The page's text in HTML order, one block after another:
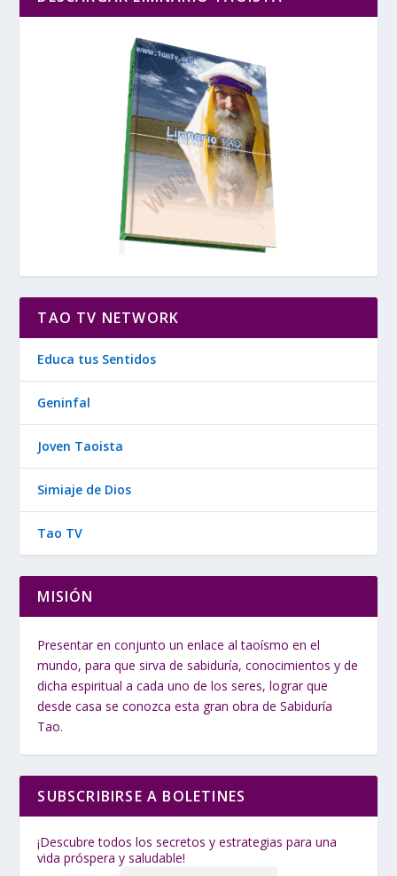
TAO TV NETWORK
Educa tus Sentidos
Geninfal
Joven Taoista
Simiaje de Dios
Tao TV
MISIÓN
Presentar en conjunto un enlace al taoísmo en el
mundo, para que sirva de sabiduría, conocimientos y de
dicha espiritual a cada uno de los seres, lograr que
desde casa se conozca esta gran obra de Sabiduría
Tao.
SUBSCRIBIRSE A BOLETINES
¡Descubre todos los secretos y estrategias para una
vida próspera y saludable!